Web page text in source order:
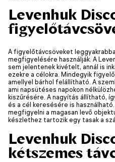
Levenhuk
A figyelőtávcsöveket
megfigyelésére használják. A
sem jelentenek kivételt, annál is
ezekre a célokra. Mindegyik
amellyel bárhol felállítható. A
ami napsütéses napokon
kiszűrésére. A nagyítás állítható,
és a cél keresésére is
megfigyelni a magasan levő
készlethez tartozik egy tasak a
Levenhuk
kétszemes